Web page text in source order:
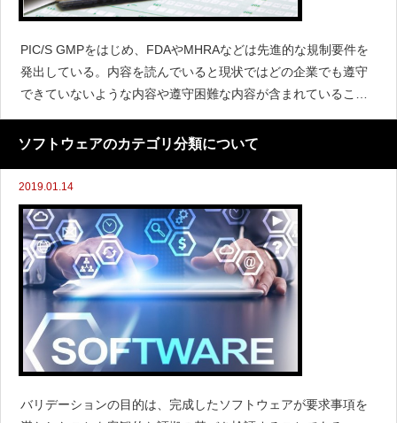
PIC/S GMPをはじめ、FDAやMHRAなどは先進的な規制要件を
発出している。内容を読んでいると現状ではどの企業でも遵守
できていないような内容や遵守困難な内容が含まれていること
がある。これは、欧米の規制要件が期待を述べているためであ
る。規制要件のあるべき姿は、業界を指導し理想的な状態に引
ソフトウェアのカテゴリ分類について
2019.01.14
バリデーションの目的は、完成したソフトウェアが要求事項を